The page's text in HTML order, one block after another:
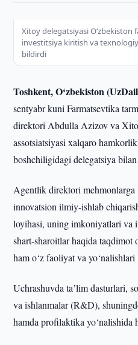
Xitoy delegatsiyasi O‘zbekiston
investitsiya kiritish va
bildirdi
Toshkent, O‘zbekiston
sentyabr kuni Farmatsevtika
direktori Abdulla Azizov va
assotsiatsiyasi xalqaro
boshchiligidagi delegatsiya
Agentlik direktori mehmonlarga
innovatsion ilmiy-ishlab
loyihasi, uning imkoniyatlari va
shart-sharoitlar haqida
ham o‘z faoliyat va
Uchrashuvda taʼlim dasturlari,
va ishlanmalar (R&D),
hamda profilaktika